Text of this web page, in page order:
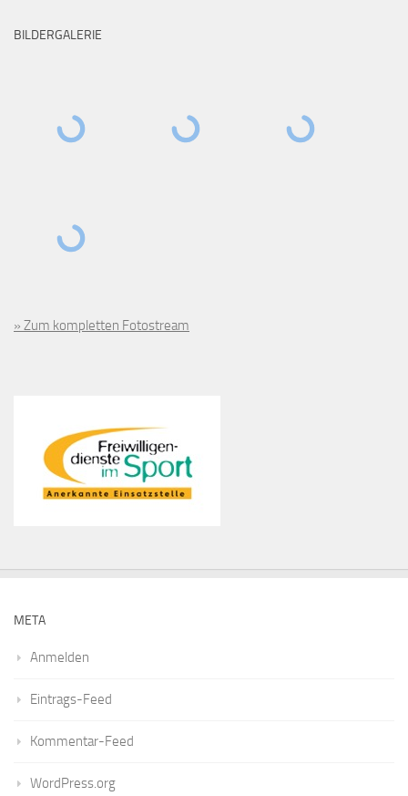
BILDERGALERIE
» Zum kompletten Fotostream
META
Anmelden
Eintrags-Feed
Kommentar-Feed
WordPress.org